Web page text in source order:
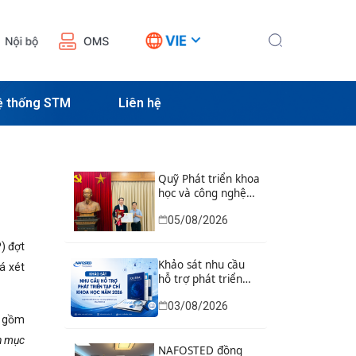
thống STM Liên hệ
đợt
xét
mục
Quỹ Phát triển khoa
học và công nghệ
trao Bằng khen của
tập thể, cá nhân có
thành tích xuất sắc
05/08/2026
Khảo sát nhu cầu
hỗ trợ phát triển
năm 2026
03/08/2026
NAFOSTED đồng